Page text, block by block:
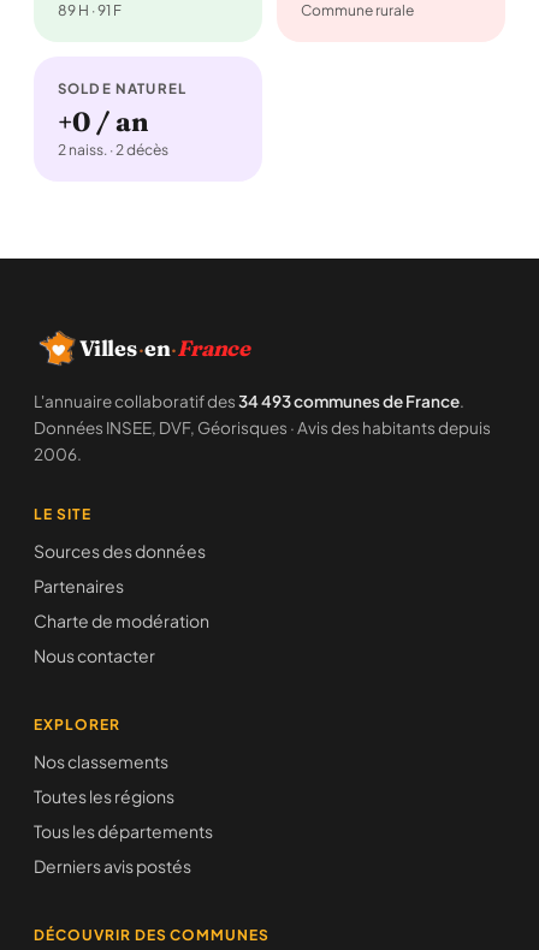
89 H · 91 F Commune rurale
SOLDE NATUREL
+0 / an
2 naiss. · 2 décès
Villes·en·France
L'annuaire collaboratif des34 493 communes de France.
Données INSEE, DVF, Géorisques · Avis des habitants depuis
2006.
LE SITE
Sources des données
Partenaires
Charte de modération
Nous contacter
EXPLORER
Nos classements
Toutes les régions
Tous les départements
Derniers avis postés
DÉCOUVRIR DES COMMUNES